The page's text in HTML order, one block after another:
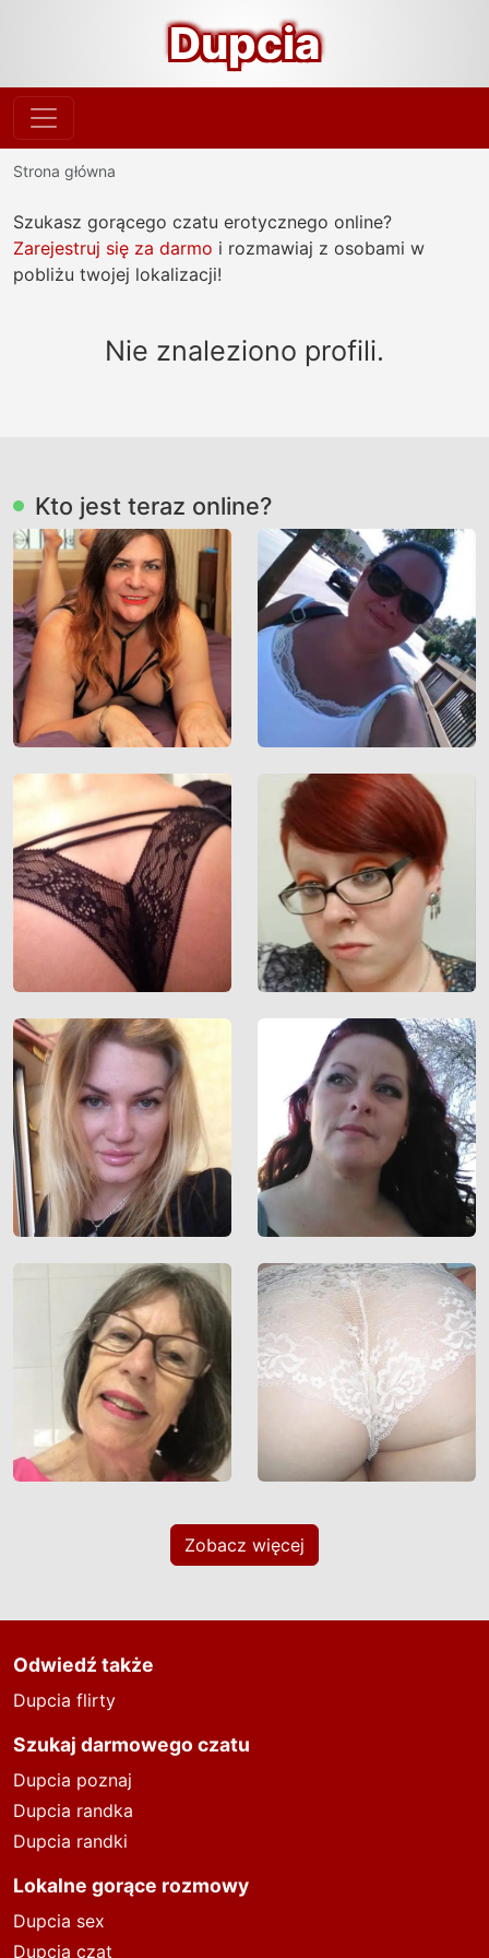
Dupcia
Strona główna
Szukasz gorącego czatu erotycznego online?
Zarejestruj się za darmo i rozmawiaj z osobami w
pobliżu twojej lokalizacji!
Nie znaleziono profili.
Kto jest teraz online?
Zobacz więcej
Odwiedź także
Dupcia flirty
Szukaj darmowego czatu
Dupcia poznaj
Dupcia randka
Dupcia randki
Lokalne gorące rozmowy
Dupcia sex
Dupcia czat